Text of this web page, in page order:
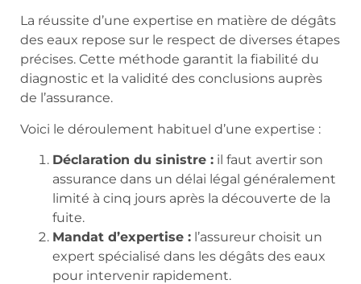
La réussite d’une expertise en matière de dégâts
des eaux repose sur le respect de diverses étapes
précises. Cette méthode garantit la fiabilité du
diagnostic et la validité des conclusions auprès
de l’assurance.
Voici le déroulement habituel d’une expertise :
Déclaration du sinistre : il faut avertir son
assurance dans un délai légal généralement
limité à cinq jours après la découverte de la
fuite.
Mandat d’expertise : l’assureur choisit un
expert spécialisé dans les dégâts des eaux
pour intervenir rapidement.